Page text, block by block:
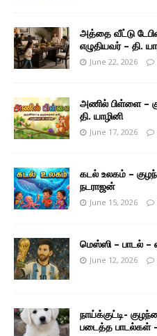
அத்தை வீட்டு
எழுதியவர் – தி.
June 22, 2026
அணில் பிள்ளை –
தி. யாழினி
June 17, 2026
கடல் உலகம் –
நடராஜன்
June 15, 2026
மெஸ்ஸி – பாடல் –
June 12, 2026
நாய்க்குட்டி-
படைத்த பாடல்கள் –